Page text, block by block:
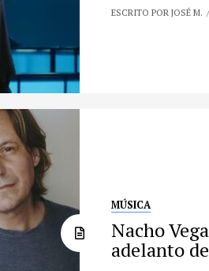
ESCRITO POR JOSÉ M.
MÚSICA
Nacho
adelanto